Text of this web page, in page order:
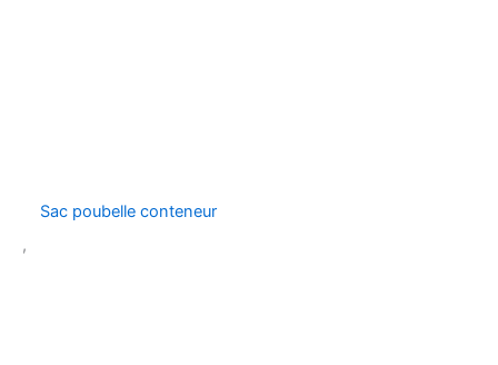
Sac poubelle conteneur
,